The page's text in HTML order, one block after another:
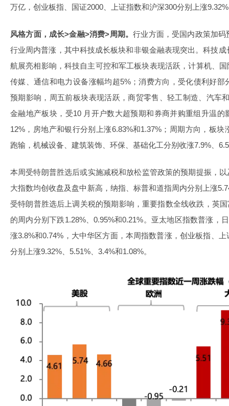
万亿，创业板指、国证2000、上证指数和沪深300分别上涨
风格方面，成长>金融>消费>周期。行业方面，受国内政策加
行业周内普涨，其中科技成长板块和非银金融表现突出。科技
航展亮相影响，科技自主可控和军工板块表现活跃，计算机、
传媒、通信和电力设备涨幅均超5%；消费方向，受化债利好
预期影响，周五前板块表现活跃，商贸零售、轻工制造、汽车
金融地产板块，受10 月开户数大超预期和券商并购重组升温
12%，房地产和银行分别上涨6.83%和1.37%；周期方向，板
跑输，机械设备、建筑装饰、环保、基础化工分别收涨7.9%、
本周受特朗普胜选后或实施减税和放松监管政策的预期提振，
大指数均创收盘及盘中新高，纳指、标普和道指周内分别上涨
受特朗普胜选后上调关税的预期影响，重要指数全线收跌，英
的周内分别下跌1.28%、0.95%和0.21%。亚太地区指数普涨，
涨3.8%和0.74%，大中华区方面，本周指数普涨，创业板指、
分别上涨9.32%、5.51%、3.4%和1.08%。